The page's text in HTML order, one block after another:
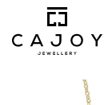
principale